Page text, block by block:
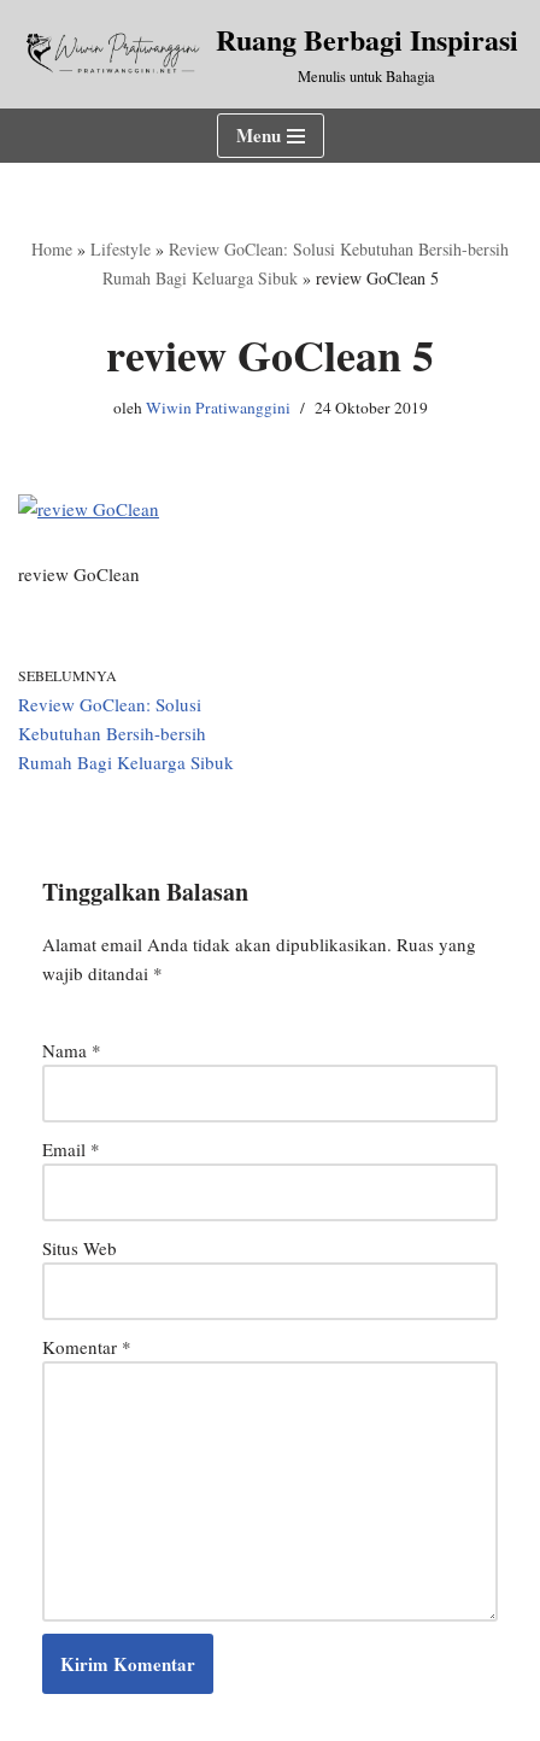
Lompat
Ruang Berbagi Inspirasi
Menulis untuk Bahagia
Menu
Home » Lifestyle » Review GoClean: Solusi Kebutuhan Bersih-bersih
Rumah Bagi Keluarga Sibuk» review GoClean 5
review GoClean 5
olehWiwin Pratiwanggini 24 Oktober 2019
review GoClean
SEBELUMNYA
Review GoClean: Solusi
Kebutuhan Bersih-bersih
Rumah Bagi Keluarga Sibuk
Tinggalkan Balasan
Alamat email Anda tidak akan dipublikasikan. Ruas yang
wajib ditandai *
Nama *
Email *
Situs Web
Komentar *